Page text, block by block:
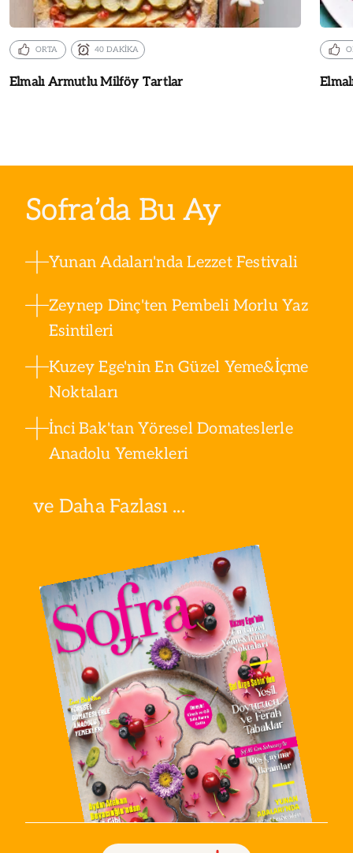
ORTA 40 DAKİKA
Elmalı Armutlu Milföy Tartlar
Sofra’da Bu Ay
Yunan Adaları'nda Lezzet Festivali
Zeynep Dinç'ten Pembeli Morlu Yaz
Esintileri
Kuzey Ege'nin En Güzel Yeme&İçme
Noktaları
İnci Bak'tan Yöresel Domateslerle
Anadolu Yemekleri
ve Daha Fazlası ...